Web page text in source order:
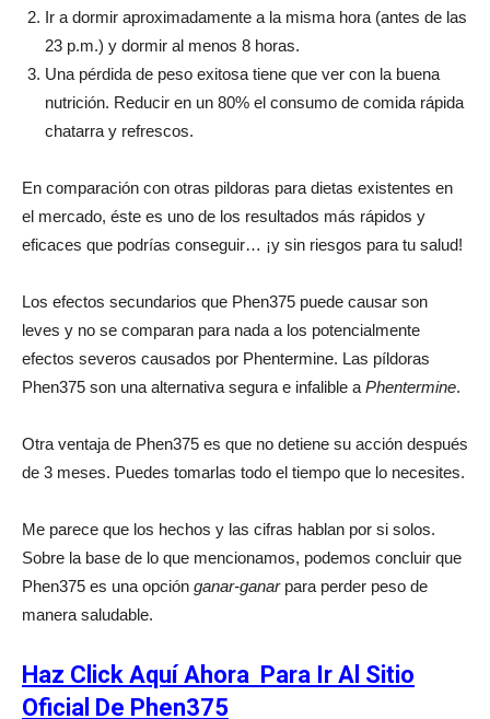
Ir a dormir aproximadamente a la misma hora (antes de las
23 p.m.) y dormir al menos 8 horas.
Una pérdida de peso exitosa tiene que ver con la buena
nutrición. Reducir en un 80% el consumo de comida rápida
chatarra y refrescos.
En comparación con otras pildoras para dietas existentes en
el mercado, éste es uno de los resultados más rápidos y
eficaces que podrías conseguir… ¡y sin riesgos para tu salud!
Los efectos secundarios que Phen375 puede causar son
leves y no se comparan para nada a los potencialmente
efectos severos causados ​​por Phentermine. Las píldoras
Phen375 son una alternativa segura e infalible a Phentermine.
Otra ventaja de Phen375 es que no detiene su acción después
de 3 meses. Puedes tomarlas todo el tiempo que lo necesites.
Me parece que los hechos y las cifras hablan por si solos.
Sobre la base de lo que mencionamos, podemos concluir que
Phen375 es una opción ganar-ganarpara perder peso de
manera saludable.
Haz Click Aquí Ahora Para Ir Al Sitio
Oficial De Phen375